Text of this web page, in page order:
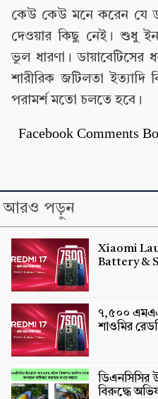
কেউ কেউ মনে করেন যে
দেওয়ার কিছু নেই। শুধু
ভুল ধারণা। ডায়াবেটিসের
শারীরিক জটিলতা ইত্যাদি
পরামর্শ মতো চলতে হবে।
Facebook Comments
আরও পড়ুন
Xiaomi
Battery &
৭,৫০০
শাওমির
ডিএনসিসির
বিরুদ্ধে